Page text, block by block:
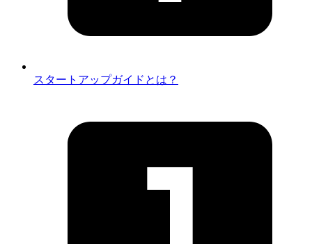
スタートアップガイドとは？